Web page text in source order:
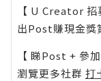
【 U Creator 招
出Post賺現金獎
【 睇Post + 參
瀏覽更多社群 打